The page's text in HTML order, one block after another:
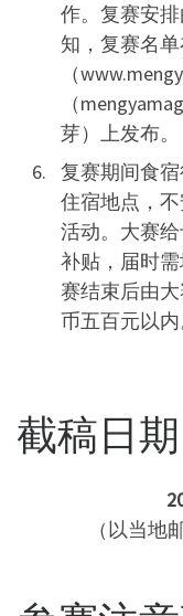
作。复赛安
知，复赛名
（
（
芽）上发布。
复赛期间食
住宿地点，
活动。大赛
补贴，届时
赛结束后由
币五百元以内
截稿日期
（以当地